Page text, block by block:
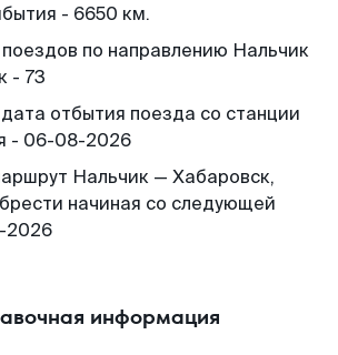
- 6650 км.
по направлению Нальчик
- 73
отбытия поезда со станции
- 06-08-2026
Нальчик — Хабаровск,
начиная со следующей
2026
информация